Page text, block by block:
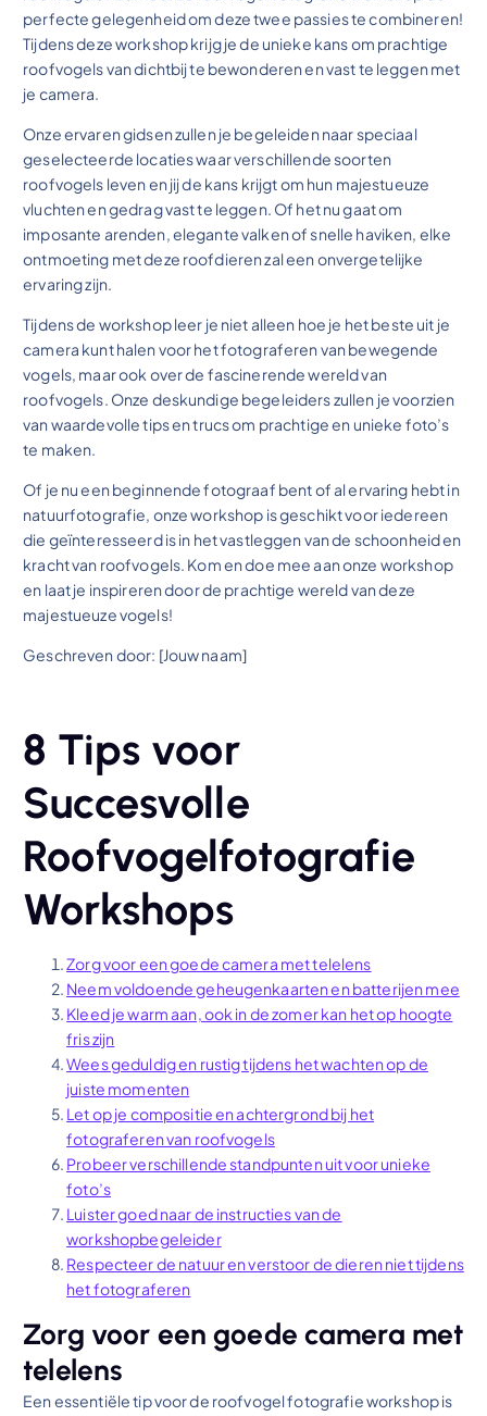
perfecte gelegenheid om deze twee passies te combineren!
Tijdens deze workshop krijg je de unieke kans om prachtige
roofvogels van dichtbij te bewonderen en vast te leggen met
je camera.
Onze ervaren gidsen zullen je begeleiden naar speciaal
geselecteerde locaties waar verschillende soorten
roofvogels leven en jij de kans krijgt om hun majestueuze
vluchten en gedrag vast te leggen. Of het nu gaat om
imposante arenden, elegante valken of snelle haviken, elke
ontmoeting met deze roofdieren zal een onvergetelijke
ervaring zijn.
Tijdens de workshop leer je niet alleen hoe je het beste uit je
camera kunt halen voor het fotograferen van bewegende
vogels, maar ook over de fascinerende wereld van
roofvogels. Onze deskundige begeleiders zullen je voorzien
van waardevolle tips en trucs om prachtige en unieke foto’s
te maken.
Of je nu een beginnende fotograaf bent of al ervaring hebt in
natuurfotografie, onze workshop is geschikt voor iedereen
die geïnteresseerd is in het vastleggen van de schoonheid en
kracht van roofvogels. Kom en doe mee aan onze workshop
en laat je inspireren door de prachtige wereld van deze
majestueuze vogels!
Geschreven door: [Jouw naam]
8 Tips voor
Succesvolle
Roofvogelfotografie
Workshops
Zorg voor een goede camera met telelens
Neem voldoende geheugenkaarten en batterijen mee
Kleed je warm aan, ook in de zomer kan het op hoogte
fris zijn
Wees geduldig en rustig tijdens het wachten op de
juiste momenten
Let op je compositie en achtergrond bij het
fotograferen van roofvogels
Probeer verschillende standpunten uit voor unieke
foto’s
Luister goed naar de instructies van de
workshopbegeleider
Respecteer de natuur en verstoor de dieren niet tijdens
het fotograferen
Zorg voor een goede camera met
telelens
Een essentiële tip voor de roofvogel fotografie workshop is